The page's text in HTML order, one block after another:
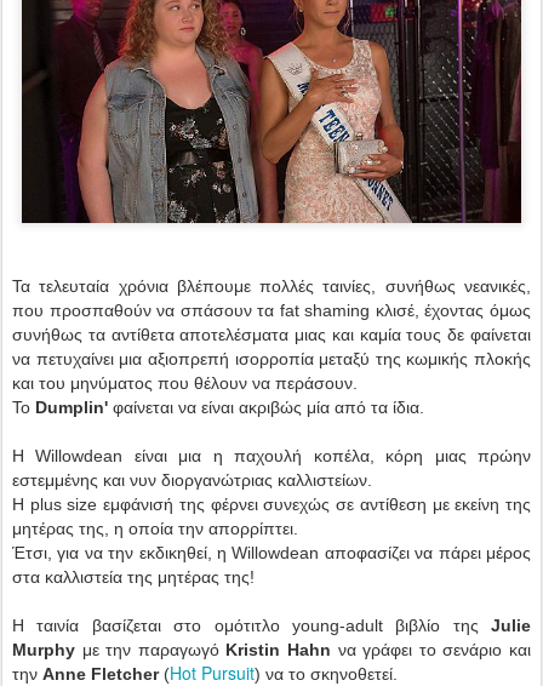
Τα τελευταία χρόνια βλέπουμε πολλές ταινίες, συνήθως νεανικές,
που προσπαθούν να σπάσουν τα fat shaming κλισέ, έχοντας όμως
συνήθως τα αντίθετα αποτελέσματα μιας και καμία τους δε φαίνεται
να πετυχαίνει μια αξιοπρεπή ισορροπία μεταξύ της κωμικής πλοκής
και του μηνύματος που θέλουν να περάσουν.
Το Dumplin' φαίνεται να είναι ακριβώς μία από τα ίδια.
Η Willowdean είναι μια η παχουλή κοπέλα, κόρη μιας πρώην
εστεμμένης και νυν διοργανώτριας καλλιστείων.
Η plus size εμφάνισή της φέρνει συνεχώς σε αντίθεση με εκείνη της
μητέρας της, η οποία την απορρίπτει.
Έτσι, για να την εκδικηθεί, η Willowdean αποφασίζει να πάρει μέρος
στα καλλιστεία της μητέρας της!
Η ταινία βασίζεται στο ομότιτλο young-adult βιβλίο της Julie
Murphy με την παραγωγό Kristin Hahn να γράφει το σενάριο και
την Anne Fletcher(Hot Pursuit) να το σκηνοθετεί.